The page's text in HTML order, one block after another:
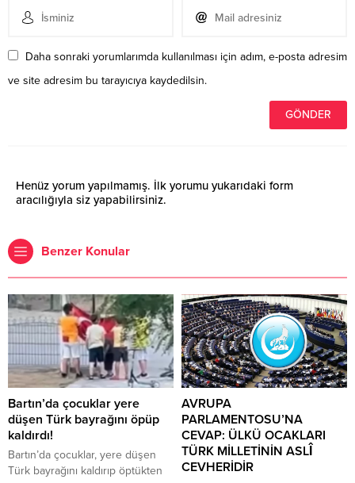
Daha sonraki yorumlarımda kullanılması için adım, e-posta adresim
ve site adresim bu tarayıcıya kaydedilsin.
Henüz yorum yapılmamış. İlk yorumu yukarıdaki form
aracılığıyla siz yapabilirsiniz.
Benzer Konular
Bartın’da çocuklar yere
düşen Türk bayrağını öpüp
kaldırdı!
Bartın’da çocuklar, yere düşen
Türk bayrağını kaldırıp öptükten
AVRUPA
PARLAMENTOSU’NA
CEVAP: ÜLKÜ OCAKLARI
TÜRK MİLLETİNİN ASLÎ
CEVHERİDİR